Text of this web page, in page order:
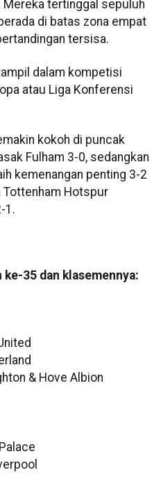
tertinggal sepuluh
di batas zona empat
tersisa.
dalam kompetisi
atau Liga Konferensi
kokoh di puncak
Fulham 3-0, sedangkan
kemenangan penting 3-2
Hotspur
1.
35 dan klasemennya:
& Hove Albion